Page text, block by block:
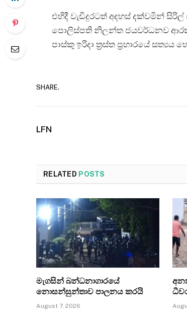
එහිදී වැඩිදුරටත් අදහස් දක්වමින්
පොලිස්පති නිලන්ත ජයවර්ධනව
පාස්කු ඉරිදා ත්‍රස්ත ප්‍රහාරයේ සත්‍යය
SHARE.
LFN
RELATED POSTS
මැගසින් බන්ධනාගාරයේ
නොසන්සුන්තාව පාලනය කරයි
August 7, 2026